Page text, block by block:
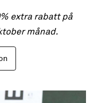
extra rabatt på
månad.